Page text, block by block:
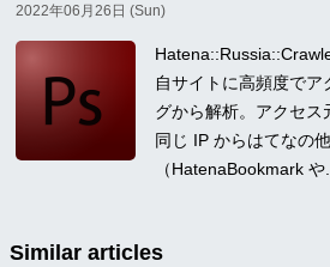
2022年06月26日 (Sun)
自サイトに高頻度でア
グから解析。アクセス
同じ IP からはてなの
（HatenaBookmark や...
Similar articles